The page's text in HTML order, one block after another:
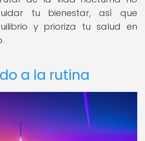
tu bienestar, así que
y prioriza tu salud en
a la rutina